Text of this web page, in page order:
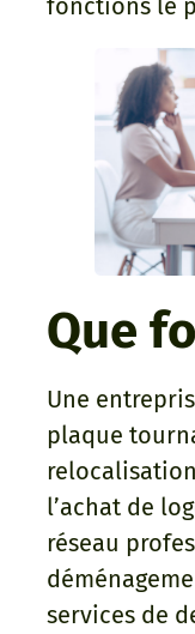
Que
Une
plaque
l’achat de
réseau
services de